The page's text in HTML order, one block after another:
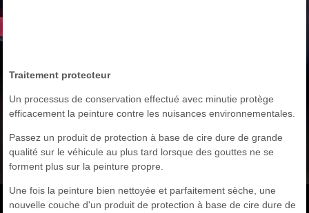
Traitement protecteur
Un processus de conservation effectué avec minutie protège
efficacement la peinture contre les nuisances environnementales.
Passez un produit de protection à base de cire dure de grande
qualité sur le véhicule au plus tard lorsque des gouttes ne se
forment plus sur la peinture propre.
Une fois la peinture bien nettoyée et parfaitement sèche, une
nouvelle couche d'un produit de protection à base de cire dure de